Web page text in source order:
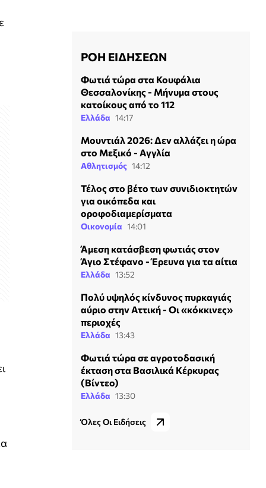
ΡΟΗ ΕΙΔΗΣΕΩΝ
Φωτιά τώρα στα Κουφάλια
Θεσσαλονίκης - Μήνυμα στους
κατοίκους από το 112
Ελλάδα 14:17
Μουντιάλ 2026: Δεν αλλάζει η ώρα
στο Μεξικό - Αγγλία
Αθλητισμός 14:12
Τέλος στο βέτο των συνιδιοκτητών
για οικόπεδα και
οροφοδιαμερίσματα
Οικονομία 14:01
Άμεση κατάσβεση φωτιάς στον
Άγιο Στέφανο - Έρευνα για τα αίτια
Ελλάδα 13:52
Πολύ υψηλός κίνδυνος πυρκαγιάς
αύριο στην Αττική - Οι «κόκκινες»
περιοχές
Ελλάδα 13:43
Φωτιά τώρα σε αγροτοδασική
έκταση στα Βασιλικά Κέρκυρας
(Βίντεο)
Ελλάδα 13:30
Όλες Οι Ειδήσεις